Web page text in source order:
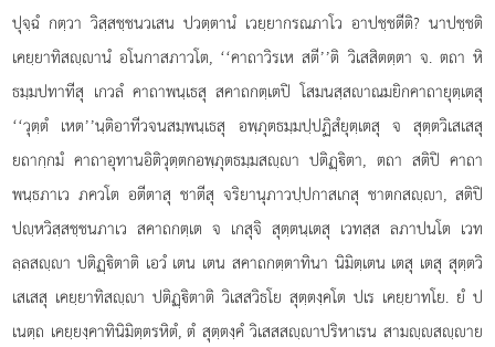
ปุจฺฉํ กตฺวา วิสฺสชฺชนวเสน ปวตฺตานํ เวยฺยากรณภาโว อาปชฺชตีติ? นาปชฺชติ
เคยฺยาทิสฺานํ อโนกาสภาวโต, ‘‘คาถาวิรเห สตี’’ติ วิเสสิตตฺตา จ. ตถา หิ
ธมฺมปทาทีสุ เกวลํ คาถาพนฺเธสุ สคาถกตฺเตปิ โสมนสฺสาณมยิกคาถายุตฺเตสุ
‘‘วุตฺตํ เหต’’นฺติอาทีวจนสมฺพนฺเธสุ อพฺภุตธมฺมปฺปฏิสํยุตฺเตสุ จ สุตฺตวิเสเสสุ
ยถากฺกมํ คาถาอุทานอิติวุตฺตกอพฺภุตธมฺมสฺา ปติฏฺิตา, ตถา สติปิ คาถา
พนฺธภาเว ภควโต อตีตาสุ ชาตีสุ จริยานุภาวปฺปกาสเกสุ ชาตกสฺา, สติปิ
ปฺหวิสฺสชฺชนภาเว สคาถกตฺเต จ เกสุจิ สุตฺตนฺเตสุ เวทสฺส ลภาปนโต เวท
ลฺลสฺา ปติฏฺิตาติ เอวํ เตน เตน สคาถกตฺตาทินา นิมิตฺเตน เตสุ เตสุ สุตฺตวิ
เสเสสุ เคยฺยาทิสฺา ปติฏฺิตาติ วิเสสวิธโย สุตฺตงฺคโต ปเร เคยฺยาทโย. ยํ ป
เนตฺถ เคยฺยงฺคาทินิมิตฺตรหิตํ, ตํ สุตฺตงฺคํ วิเสสสฺาปริหาเรน สามฺสฺาย